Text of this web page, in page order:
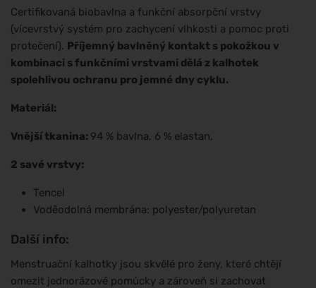
Certifikovaná biobavlna a funkční absorpční vrstvy
(vícevrstvý systém pro zachycení vlhkosti a pomoc proti
protečení). Příjemný bavlněný kontakt s pokožkou v
kombinaci s funkčními vrstvami dělá z kalhotek
spolehlivou ochranu pro jemné dny cyklu.
Materiál:
Vnější tkanina: 94 % bavlna, 6 % elastan,
2 savé vrstvy:
Tencel
Voděodolná membrána: polyester/polyuretan
Další info:
Menstruační kalhotky jsou skvělé pro ženy, které chtějí
omezit jednorázové pomůcky a zároveň si zachovat